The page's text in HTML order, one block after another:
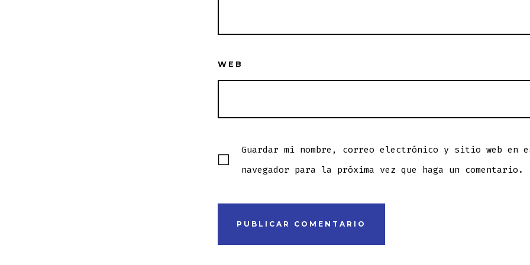
WEB
Guardar mi nombre, correo electrónico y sitio web en
navegador para la próxima vez que haga un comentario.